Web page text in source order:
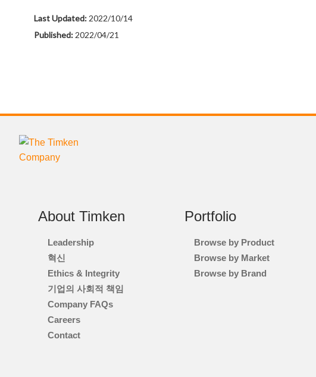
Last Updated:2022/10/14
Published: 2022/04/21
About Timken
Leadership
혁신
Ethics & Integrity
기업의 사회적 책임
Company FAQs
Careers
Contact
Portfolio
Browse by Product
Browse by Market
Browse by Brand